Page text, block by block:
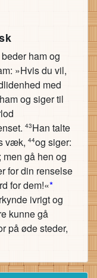
ham og
»Hvis du vil,
med
og siger til
43Han talte
væk, 44og siger:
gå hen og
for din renselse
for dem!«*
ivrigt og
kunne gå
på øde steder,